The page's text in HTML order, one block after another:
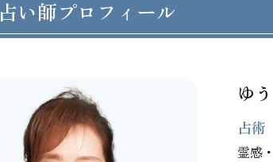
占い師プロフィール
ゆ
占術
霊感